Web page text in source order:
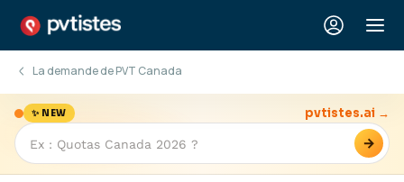
La demande de PVT Canada
✨ NEW
→
pvtistes.ai →